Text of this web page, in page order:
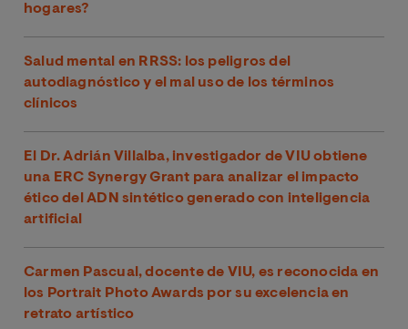
hogares?
Salud mental en RRSS: los peligros del
autodiagnóstico y el mal uso de los términos
clínicos
El Dr. Adrián Villalba, investigador de VIU obtiene
una ERC Synergy Grant para analizar el impacto
ético del ADN sintético generado con inteligencia
artificial
Carmen Pascual, docente de VIU, es reconocida en
los Portrait Photo Awards por su excelencia en
retrato artístico